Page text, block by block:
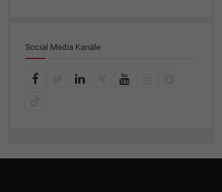
Social Media Kanäle